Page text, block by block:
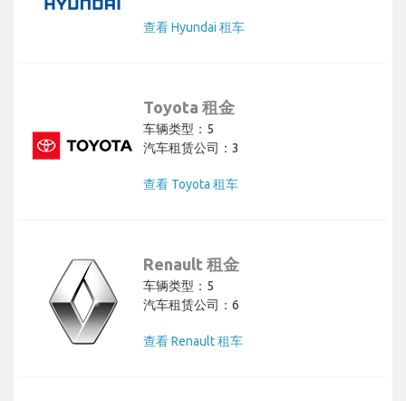
查看 Hyundai 租车
Toyota 租金
车辆类型：5
汽车租赁公司：3
查看 Toyota 租车
Renault 租金
车辆类型：5
汽车租赁公司：6
查看 Renault 租车